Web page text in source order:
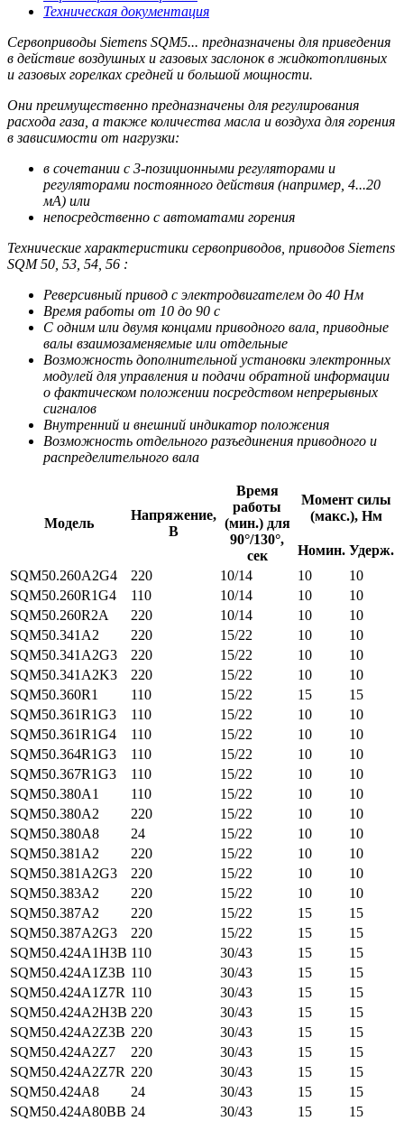
Техническая документация
Сервоприводы Siemens SQM5... предназначены для приведения
в действие воздушных и газовых заслонок в жидкотопливных
и газовых горелках средней и большой мощности.
Они преимущественно предназначены для регулирования
расхода газа, а также количества масла и воздуха для горения
в зависимости от нагрузки:
в сочетании с 3-позиционными регуляторами и
регуляторами постоянного действия (например, 4...20
мА) или
непосредственно с автоматами горения
Технические характеристики сервоприводов, приводов Siemens
SQM 50, 53, 54, 56 :
Реверсивный привод с электродвигателем до 40 Нм
Время работы от 10 до 90 с
С одним или двумя концами приводного вала, приводные
валы взаимозаменяемые или отдельные
Возможность дополнительной установки электронных
модулей для управления и подачи обратной информации
о фактическом положении посредством непрерывных
сигналов
Внутренний и внешний индикатор положения
Возможность отдельного разъединения приводного и
распределительного вала
Модель
Напряжение,
В
Время
работы
(мин.) для
90°/130°,
сек
Момент силы
(макс.), Нм
Номин. Удерж.
SQM50.260A2G4
220 10/14 10
10
SQM50.260R1G4
110 10/14 10
10
SQM50.260R2A
220 10/14 10
10
SQM50.341A2
220 15/22 10
10
SQM50.341A2G3
220 15/22 10
10
SQM50.341A2K3
220 15/22 10
10
SQM50.360R1
110 15/22 15
15
SQM50.361R1G3
110 15/22 10
10
SQM50.361R1G4
110 15/22 10
10
SQM50.364R1G3
110 15/22 10
10
SQM50.367R1G3
110 15/22 10
10
SQM50.380A1
110 15/22 10
10
SQM50.380A2
220 15/22 10
10
SQM50.380A8
24 15/22 10
10
SQM50.381A2
220 15/22 10
10
SQM50.381A2G3
220 15/22 10
10
SQM50.383A2
220 15/22 10
10
SQM50.387A2
220 15/22 15
15
SQM50.387A2G3
220 15/22 15
15
SQM50.424A1H3B 110 30/43 15
15
SQM50.424A1Z3B 110 30/43 15
15
SQM50.424A1Z7R 110 30/43 15
15
SQM50.424A2H3B 220 30/43 15
15
SQM50.424A2Z3B 220 30/43 15
15
SQM50.424A2Z7
220 30/43 15
15
SQM50.424A2Z7R 220 30/43 15
15
SQM50.424A8
24 30/43 15
15
SQM50.424A80BB 24 30/43 15 15